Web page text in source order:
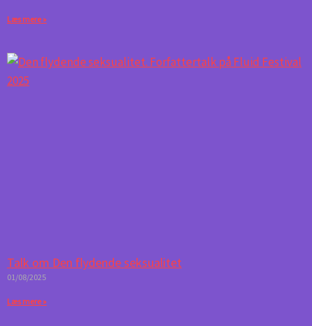
Læs mere »
Talk om Den flydende seksualitet
01/08/2025
Læs mere »